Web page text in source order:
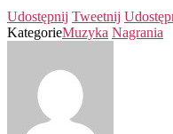
Udostępnij Tweetnij
KategorieMuzyka Nagrania